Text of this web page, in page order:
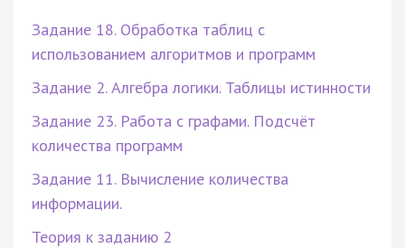
Задание 18. Обработка таблиц с
использованием алгоритмов и программ
Задание 2. Алгебра логики. Таблицы истинности
Задание 23. Работа с графами. Подсчёт
количества программ
Задание 11. Вычисление количества
информации.
Теория к заданию 2